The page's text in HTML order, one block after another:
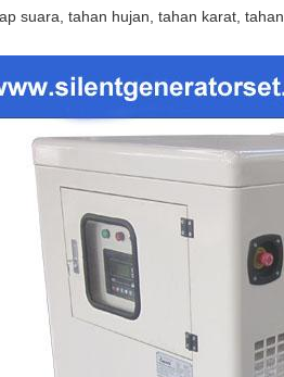
suara, tahan hujan, tahan karat,